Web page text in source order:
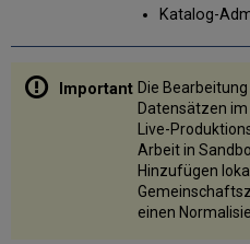
Lokale
Erweiterungen
Erweiterungen
Katalog-
Die
Datensätzen
Live-
Arbeit in
Hinzufügen
einen